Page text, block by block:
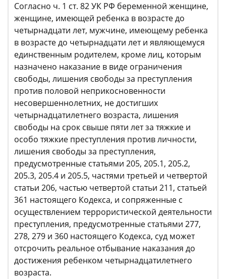
Согласно ч. 1 ст. 82 УК РФ беременной женщине,
женщине, имеющей ребенка в возрасте до
четырнадцати лет, мужчине, имеющему ребенка
в возрасте до четырнадцати лет и являющемуся
единственным родителем, кроме лиц, которым
назначено наказание в виде ограничения
свободы, лишения свободы за преступления
против половой неприкосновенности
несовершеннолетних, не достигших
четырнадцатилетнего возраста, лишения
свободы на срок свыше пяти лет за тяжкие и
особо тяжкие преступления против личности,
лишения свободы за преступления,
предусмотренные статьями 205, 205.1, 205.2,
205.3, 205.4 и 205.5, частями третьей и четвертой
статьи 206, частью четвертой статьи 211, статьей
361 настоящего Кодекса, и сопряженные с
осуществлением террористической деятельности
преступления, предусмотренные статьями 277,
278, 279 и 360 настоящего Кодекса, суд может
отсрочить реальное отбывание наказания до
достижения ребенком четырнадцатилетнего
возраста.